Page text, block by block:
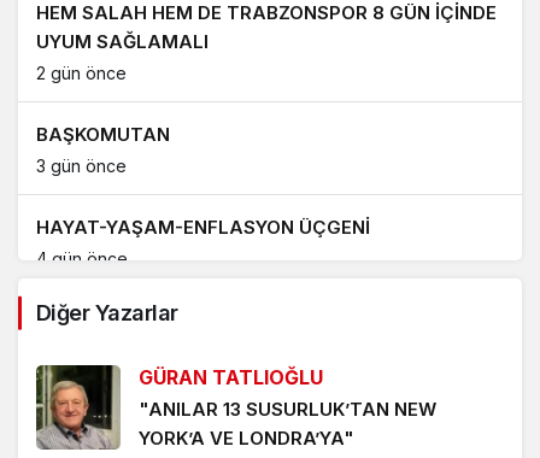
HEM SALAH HEM DE TRABZONSPOR 8 GÜN İÇİNDE
UYUM SAĞLAMALI
2 gün önce
BAŞKOMUTAN
3 gün önce
HAYAT-YAŞAM-ENFLASYON ÜÇGENİ
4 gün önce
KIRSAL ALANDA KAYNAK MAKİNESİNDEN ÇIKAN
5 gün önce
PORT BAGAJ, ARAÇ ÜSTÜ ÇADIR VE KAYAK
Diğer Yazarlar
GÜRAN TATLIOĞLU
"ANILAR 13 SUSURLUK’TAN NEW
YORK’A VE LONDRA’YA"